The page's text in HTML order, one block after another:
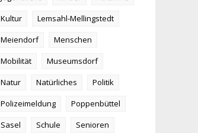
Kultur
Lemsahl-Mellingstedt
Meiendorf
Menschen
Mobilität
Museumsdorf
Natur
Natürliches
Politik
Polizeimeldung
Poppenbüttel
Sasel
Schule
Senioren